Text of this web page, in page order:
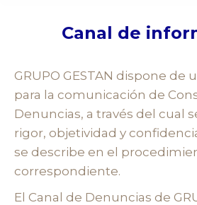
Canal de
GRUPO GESTAN dispone de
para la comunicación de
Denuncias, a través del cual
rigor, objetividad y
se describe en el
correspondiente.
El Canal de Denuncias de